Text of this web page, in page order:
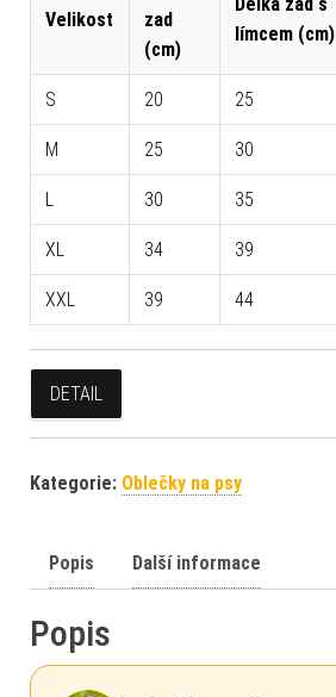
Velikost
zad
(cm)
límcem (cm)
S 20 25
M 25 30
L 30 35
XL 34 39
XXL 39 44
DETAIL
Kategorie: Oblečky na psy
Popis Další informace
Popis